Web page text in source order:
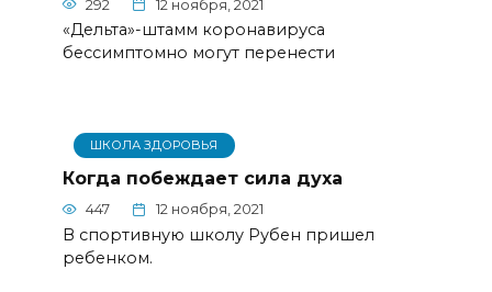
292 12 ноября, 2021
«Дельта»-штамм коронавируса
бессимптомно могут перенести
ШКОЛА ЗДОРОВЬЯ
Когда побеждает сила духа
447 12 ноября, 2021
В спортивную школу Рубен пришел
ребенком.